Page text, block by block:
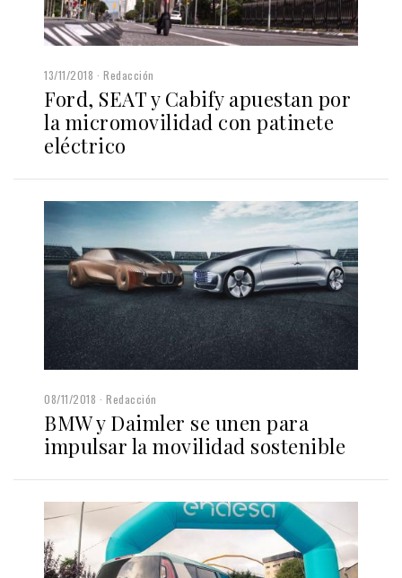
13/11/2018 Redacción
Ford, SEAT y Cabify apuestan por
la micromovilidad con patinete
eléctrico
08/11/2018 Redacción
BMW y Daimler se unen para
impulsar la movilidad sostenible